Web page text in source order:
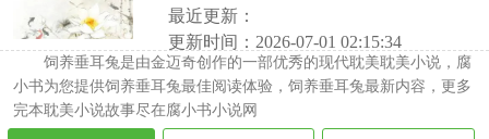
最近更新：
更新时间：2026-07-01 02:15:34
饲养垂耳兔是由金迈奇创作的一部优秀的现代耽美耽美小说，腐
小书为您提供饲养垂耳兔最佳阅读体验，饲养垂耳兔最新内容，更多
完本耽美小说故事尽在腐小书小说网